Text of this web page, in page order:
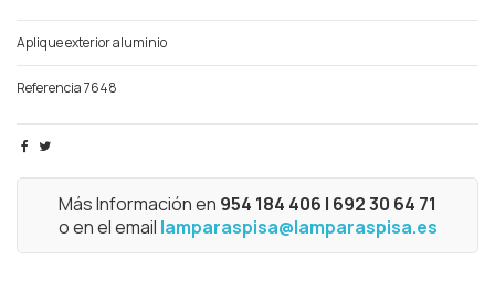
Aplique exterior aluminio
Referencia7648
Más Información en 954 184 406 | 692 30 64 71
o en el email lamparaspisa@lamparaspisa.es